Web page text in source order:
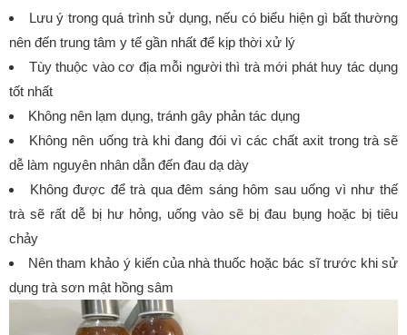
Lưu ý trong quá trình sử dụng, nếu có biểu hiện gì bất thường
nên đến trung tâm y tế gần nhất để kịp thời xử lý
Tùy thuộc vào cơ địa mỗi người thì trà mới phát huy tác dụng
tốt nhất
Không nên lạm dụng, tránh gây phản tác dụng
Không nên uống trà khi đang đói vì các chất axit trong trà sẽ
dễ làm nguyên nhân dẫn đến đau dạ dày
Không được để trà qua đêm sáng hôm sau uống vì như thế
trà sẽ rất dễ bị hư hỏng, uống vào sẽ bị đau bụng hoặc bị tiêu
chảy
Nên tham khảo ý kiến của nhà thuốc hoặc bác sĩ trước khi sử
dụng trà sơn mật hồng sâm